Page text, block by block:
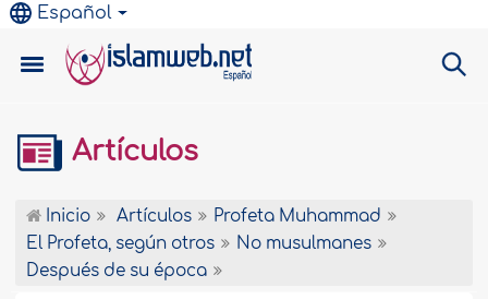
Español
Artículos
Inicio Artículos
Profeta Muhammad
El Profeta, según otros
No musulmanes
Después de su época